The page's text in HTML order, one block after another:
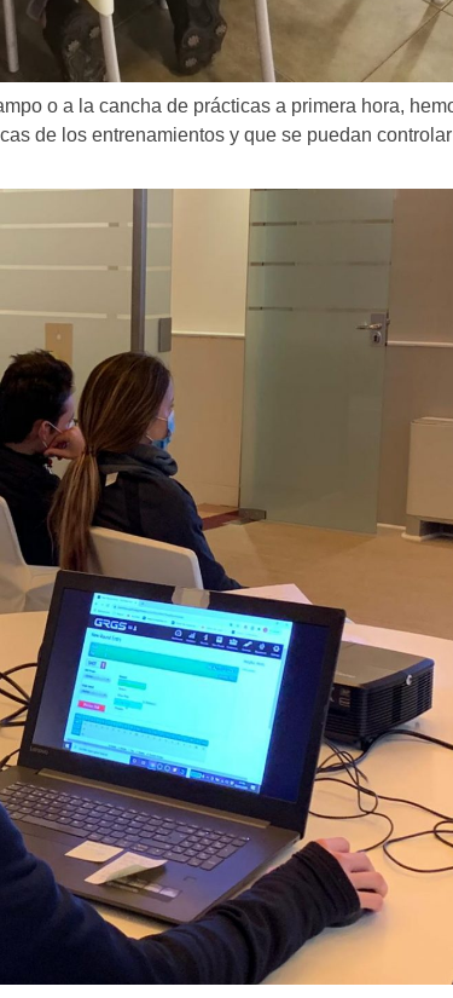
o a la cancha de prácticas a primera hora,
de los entrenamientos y que se puedan